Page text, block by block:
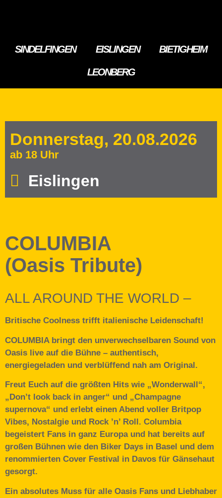
SINDELFINGEN EISLINGEN BIETIGHEIM
LEONBERG
Donnerstag, 20.08.2026
ab 18 Uhr
Eislingen
COLUMBIA
(Oasis Tribute)
ALL AROUND THE WORLD –
Britische Coolness trifft italienische Leidenschaft!
COLUMBIA bringt den unverwechselbaren Sound von
Oasis live auf die Bühne – authentisch,
energiegeladen und verblüffend nah am Original.
Freut Euch auf die größten Hits wie „Wonderwall“,
„Don’t look back in anger“ und „Champagne
supernova“ und erlebt einen Abend voller Britpop
Vibes, Nostalgie und Rock ’n’ Roll. Columbia
begeistert Fans in ganz Europa und hat bereits auf
großen Bühnen wie den Biker Days in Basel und dem
renommierten Cover Festival in Davos für Gänsehaut
gesorgt.
Ein absolutes Muss für alle Oasis Fans und Liebhaber